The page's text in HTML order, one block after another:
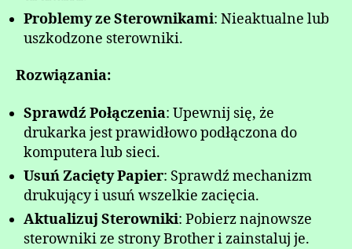
Problemy ze Sterownikami: Nieaktualne lub
uszkodzone sterowniki.
Rozwiązania:
Sprawdź Połączenia: Upewnij się, że
drukarka jest prawidłowo podłączona do
komputera lub sieci.
Usuń Zacięty Papier: Sprawdź mechanizm
drukujący i usuń wszelkie zacięcia.
Aktualizuj Sterowniki: Pobierz najnowsze
sterowniki ze strony Brother i zainstaluj je.